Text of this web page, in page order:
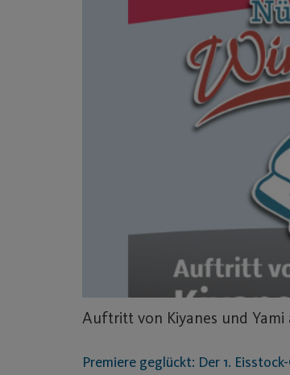
Auftritt von Kiyanes und Yami
Premiere geglückt: Der 1.